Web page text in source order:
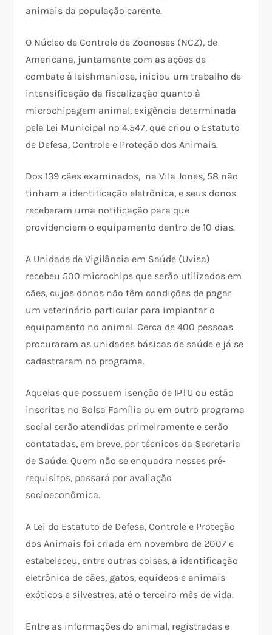
animais da população carente.
O Núcleo de Controle de Zoonoses (NCZ), de
Americana, juntamente com as ações de
combate à leishmaniose, iniciou um trabalho de
intensificação da fiscalização quanto à
microchipagem animal, exigência determinada
pela Lei Municipal nº 4.547, que criou o Estatuto
de Defesa, Controle e Proteção dos Animais.
Dos 139 cães examinados, na Vila Jones, 58 não
tinham a identificação eletrônica, e seus donos
receberam uma notificação para que
providenciem o equipamento dentro de 10 dias.
A Unidade de Vigilância em Saúde (Uvisa)
recebeu 500 microchips que serão utilizados em
cães, cujos donos não têm condições de pagar
um veterinário particular para implantar o
equipamento no animal. Cerca de 400 pessoas
procuraram as unidades básicas de saúde e já se
cadastraram no programa.
Aquelas que possuem isenção de IPTU ou estão
inscritas no Bolsa Família ou em outro programa
social serão atendidas primeiramente e serão
contatadas, em breve, por técnicos da Secretaria
de Saúde. Quem não se enquadra nesses pré-
requisitos, passará por avaliação
socioeconômica.
A Lei do Estatuto de Defesa, Controle e Proteção
dos Animais foi criada em novembro de 2007 e
estabeleceu, entre outras coisas, a identificação
eletrônica de cães, gatos, equídeos e animais
exóticos e silvestres, até o terceiro mês de vida.
Entre as informações do animal, registradas e